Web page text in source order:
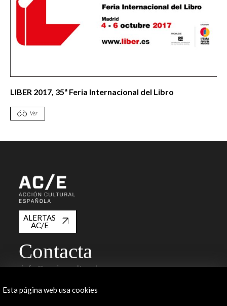
LIBER 2017, 35ª Feria Internacional del Libro
Ver
ALERTAS
AC/E
Contacta
info@accioncultural.es
+34 91 700 4000
Esta página web usa cookies